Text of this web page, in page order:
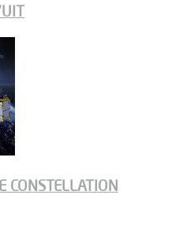
CONSTELLATION